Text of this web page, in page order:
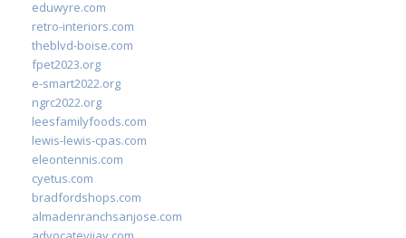
eduwyre.com
retro-interiors.com
theblvd-boise.com
fpet2023.org
e-smart2022.org
ngrc2022.org
leesfamilyfoods.com
lewis-lewis-cpas.com
eleontennis.com
cyetus.com
bradfordshops.com
almadenranchsanjose.com